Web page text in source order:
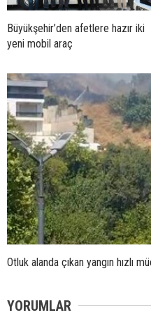
Büyükşehir’den afetlere hazır iki
yeni mobil araç
Otluk alanda çıkan yangın hızlı
YORUMLAR